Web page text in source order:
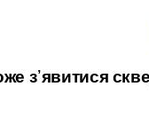
з᾽явитися